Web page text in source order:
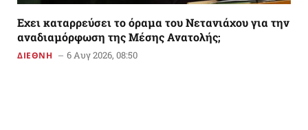
Εχει καταρρεύσει το όραμα του Νετανιάχου για την
αναδιαμόρφωση της Μέσης Ανατολής;
ΔΙΕΘΝΗ 6 Αυγ 2026, 08:50